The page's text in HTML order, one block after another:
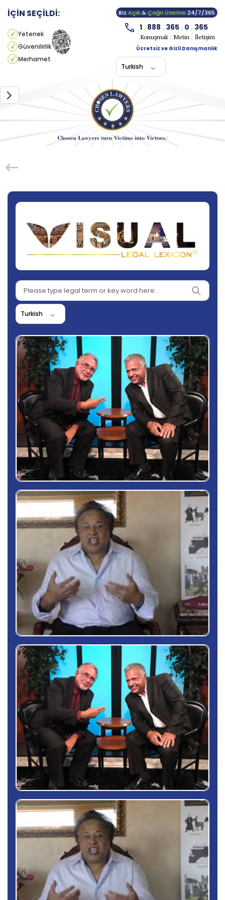
İÇİN SEÇİLDİ:
Yetenek
Güvenilirlik
Merhamet
BizAçık&Çağrı Üzerine24/7/365
1 . 888 . 365 . 0 . 365
Konuşmak Metin
İletişim
Ücretsiz ve Gizli Danışmanlık
Turkish
Turkish